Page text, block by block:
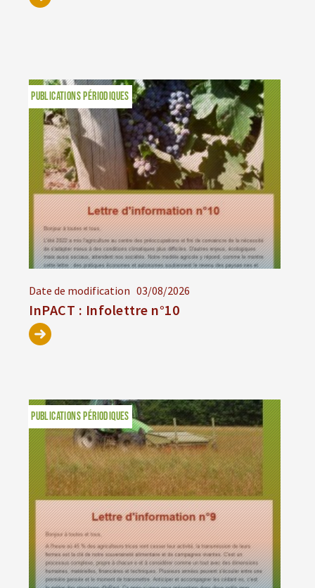
Date de modification 03/08/2026
InPACT : Infolettre n°10
PUBLICATIONS PÉRIODIQUES
PUBLICATIONS PÉRIODIQUES